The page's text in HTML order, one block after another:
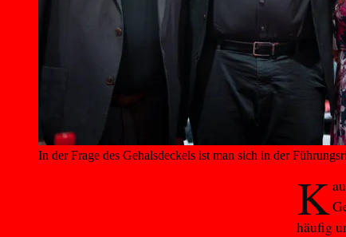
In der Frage des Gehalsdeckels ist man sich in der
K
häufig